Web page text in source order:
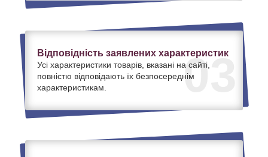
03
Відповідність заявлених характеристик
Усі характеристики товарів, вказані на сайті,
повністю відповідають їх безпосереднім
характеристикам.